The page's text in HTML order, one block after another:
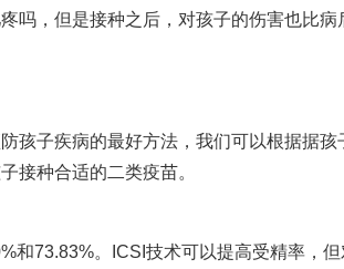
吗 ，但是接种之后，对孩子的伤害也比病
孩子疾病的最好方法，我们可以根据据孩
子接种合适的二类疫苗。
和73.83%。ICSI技术可以提高受精率，